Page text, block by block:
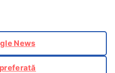
News